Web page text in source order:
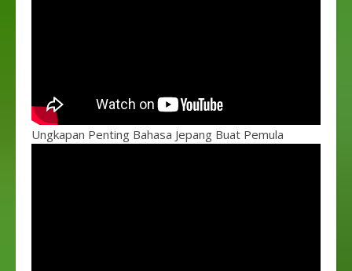
Ungkapan Penting Bahasa Jepang Buat Pemula